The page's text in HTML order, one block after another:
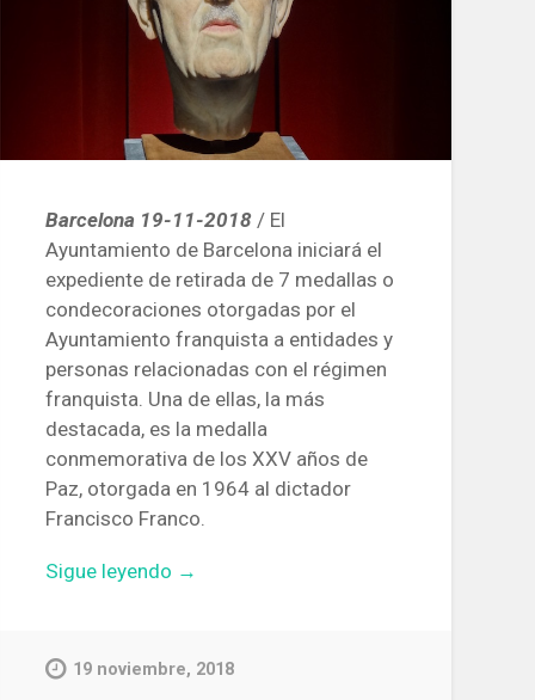
Barcelona 19-11-2018 / El
Ayuntamiento de Barcelona iniciará el
expediente de retirada de 7 medallas o
condecoraciones otorgadas por el
Ayuntamiento franquista a entidades y
personas relacionadas con el régimen
franquista. Una de ellas, la más
destacada, es la medalla
conmemorativa de los XXV años de
Paz, otorgada en 1964 al dictador
Francisco Franco.
Sigue leyendo «Barcelona
medalla
→
19 noviembre, 2018